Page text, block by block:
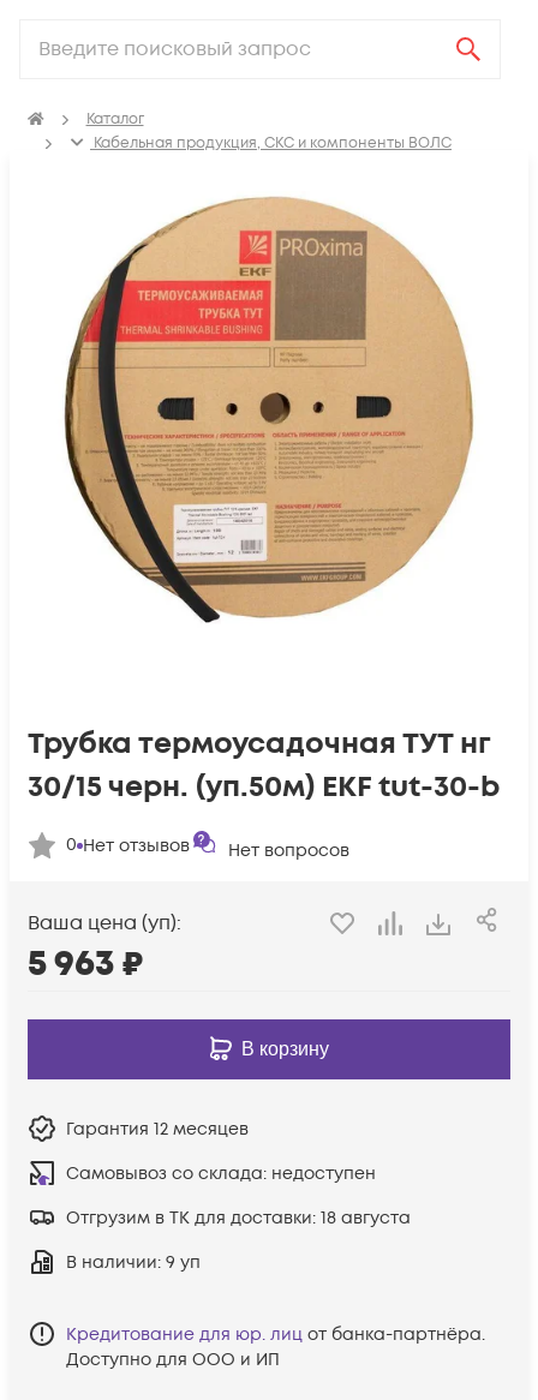
Каталог
Кабельная продукция, СКС и компоненты ВОЛС
Термоусадка, изоляционные материалы, маркировка
Трубка термоусадочная ТУТ нг
30/15 черн. (уп.50м) EKF tut-30-b
0 Нет отзывов Нет вопросов
Ваша цена (уп):
5 963₽
В корзину
Гарантия 12 месяцев
Самовывоз со склада: недоступен
Отгрузим в ТК для доставки: 18 августа
В наличии: 9 уп
Кредитование для юр. лиц от банка-партнёра.
Доступно для ООО и ИП